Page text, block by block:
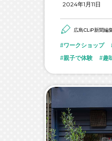
2024年1月11日
広島CLiP新聞編
ワークショップ
親子で体験
趣